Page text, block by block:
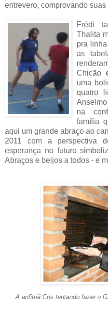
entrevero, comprovando
Frédi
Thalita
pra
as
Chicão
uma
quatro
na
família
aqui um grande abraço ao
2011 com a perspectiva
esperança no futuro
Abraços e beijos a todos - e
A anfitriã Cris tentando fazer o